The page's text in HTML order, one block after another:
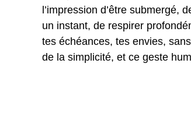
l’impression d’être submergé,
un instant, de respirer
tes échéances, tes envies,
de la simplicité, et ce geste